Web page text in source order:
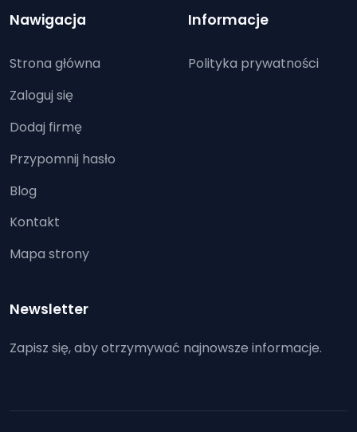
Nawigacja
Strona główna
Zaloguj się
Dodaj firmę
Przypomnij hasło
Blog
Kontakt
Mapa strony
Informacje
Polityka prywatności
Newsletter
Zapisz się, aby otrzymywać najnowsze informacje.